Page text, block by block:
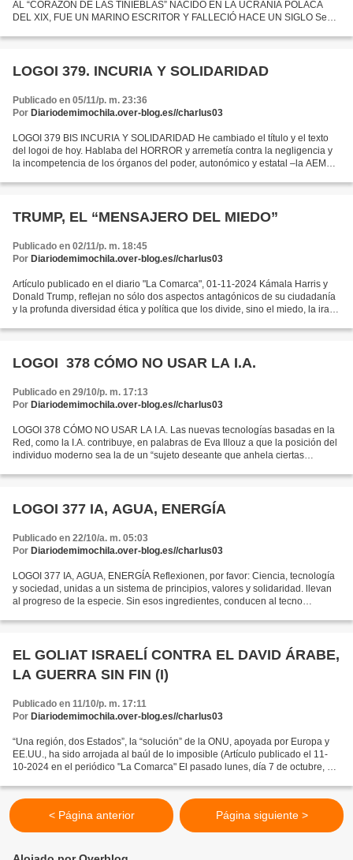
AL “CORAZÓN DE LAS TINIEBLAS” NACIDO EN LA UCRANIA POLACA
DEL XIX, FUE UN MARINO ESCRITOR Y FALLECIÓ HACE UN SIGLO Se
literatura...
LOGOI 379. INCURIA Y SOLIDARIDAD
Publicado en 05/11/p. m. 23:36
Por Diariodemimochila.over-blog.es//charlus03
LOGOI 379 BIS INCURIA Y SOLIDARIDAD He cambiado el título y el texto
del logoi de hoy. Hablaba del HORROR y arremetía contra la negligencia y
la incompetencia de los órganos del poder, autonómico y estatal –la AEMET
TRUMP, EL “MENSAJERO DEL MIEDO”
Publicado en 02/11/p. m. 18:45
Por Diariodemimochila.over-blog.es//charlus03
Artículo publicado en el diario "La Comarca", 01-11-2024 Kámala Harris y
Donald Trump, reflejan no sólo dos aspectos antagónicos de su ciudadanía
y la profunda diversidad ética y política que los divide, sino el miedo, la ira y
LOGOI 378 CÓMO NO USAR LA I.A.
Publicado en 29/10/p. m. 17:13
Por Diariodemimochila.over-blog.es//charlus03
LOGOI 378 CÓMO NO USAR LA I.A. Las nuevas tecnologías basadas en la
Red, como la I.A. contribuye, en palabras de Eva Illouz a que la posición del
individuo moderno sea la de un “sujeto deseante que anhela ciertas
LOGOI 377 IA, AGUA, ENERGÍA
Publicado en 22/10/a. m. 05:03
Por Diariodemimochila.over-blog.es//charlus03
LOGOI 377 IA, AGUA, ENERGÍA Reflexionen, por favor: Ciencia, tecnología
y sociedad, unidas a un sistema de principios, valores y solidaridad. llevan
al progreso de la especie. Sin esos ingredientes, conducen al tecno
EL GOLIAT ISRAELÍ CONTRA EL DAVID ÁRABE,
LA GUERRA SIN FIN (I)
Publicado en 11/10/p. m. 17:11
Por Diariodemimochila.over-blog.es//charlus03
“Una región, dos Estados”, la “solución” de la ONU, apoyada por Europa y
EE.UU., ha sido arrojada al baúl de lo imposible (Artículo publicado el 11-
10-2024 en el periódico "La Comarca" El pasado lunes, día 7 de octubre, se
< Página anterior Página siguiente >